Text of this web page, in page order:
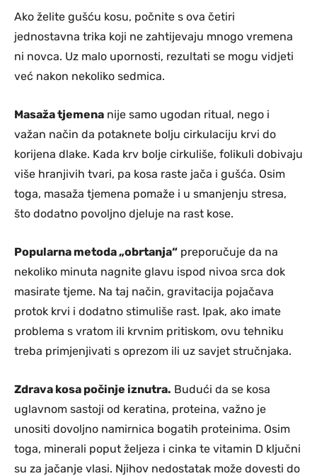
Ako želite gušću kosu, počnite s ova četiri
jednostavna trika koji ne zahtijevaju mnogo vremena
ni novca. Uz malo upornosti, rezultati se mogu vidjeti
već nakon nekoliko sedmica.
Masaža tjemena nije samo ugodan ritual, nego i
važan način da potaknete bolju cirkulaciju krvi do
korijena dlake. Kada krv bolje cirkuliše, folikuli dobivaju
više hranjivih tvari, pa kosa raste jača i gušća. Osim
toga, masaža tjemena pomaže i u smanjenju stresa,
što dodatno povoljno djeluje na rast kose.
Popularna metoda „obrtanja“ preporučuje da na
nekoliko minuta nagnite glavu ispod nivoa srca dok
masirate tjeme. Na taj način, gravitacija pojačava
protok krvi i dodatno stimuliše rast. Ipak, ako imate
problema s vratom ili krvnim pritiskom, ovu tehniku
treba primjenjivati s oprezom ili uz savjet stručnjaka.
Zdrava kosa počinje iznutra. Budući da se kosa
uglavnom sastoji od keratina, proteina, važno je
unositi dovoljno namirnica bogatih proteinima. Osim
toga, minerali poput željeza i cinka te vitamin D ključni
su za jačanje vlasi. Njihov nedostatak može dovesti do